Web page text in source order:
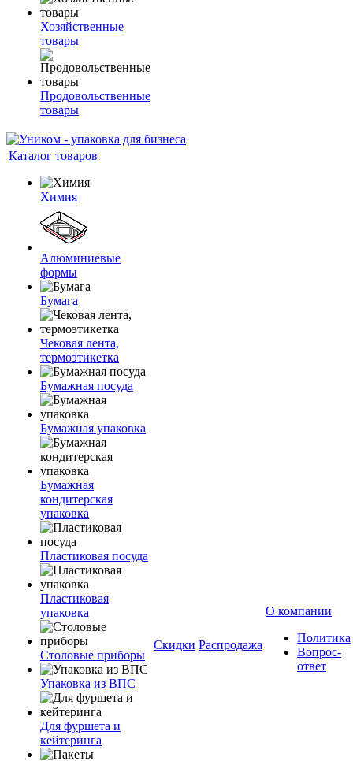
Хозяйственные
товары
Продовольственные
товары
Каталог товаров
Химия
Алюминиевые
формы
Бумага
Чековая лента,
термоэтикетка
Бумажная посуда
Бумажная упаковка
Бумажная
кондитерская
упаковка
Пластиковая посуда
Пластиковая
упаковка
Столовые приборы
Упаковка из ВПС
Для фуршета и
кейтеринга
Скидки Распродажа
О компании
Политика
Вопрос-
ответ